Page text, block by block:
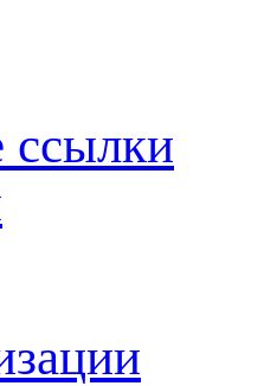
ссылки